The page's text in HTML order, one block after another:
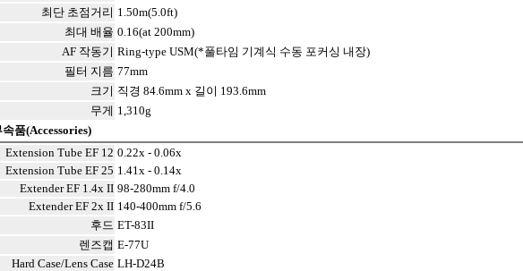
최단 초점거리 1.50m(5.0ft)
최대 배율 0.16(at 200mm)
AF 작동기 Ring-type USM(*풀타임 기계식 수동 포커싱 내장)
필터 지름 77mm
크기 직경 84.6mm x 길이 193.6mm
무게 1,310g
품(Accessories)
Extension Tube EF 12 0.22x - 0.06x
Extension Tube EF 25 1.41x - 0.14x
Extender EF 1.4x II 98-280mm f/4.0
Extender EF 2x II 140-400mm f/5.6
후드 ET-83II
렌즈캡 E-77U
Hard Case/Lens Case LH-D24B